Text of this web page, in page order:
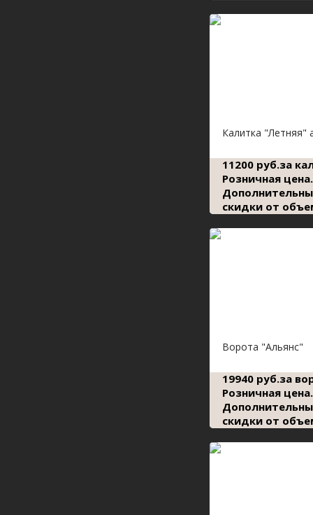
Калитка "Летняя"
11200 руб.за
Розничная цена.
скидки от
Ворота "Альянс"
19940 руб.за
Розничная цена.
скидки от